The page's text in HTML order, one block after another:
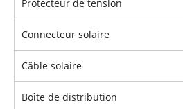
Protecteur de tension
Connecteur solaire
Câble solaire
Boîte de distribution